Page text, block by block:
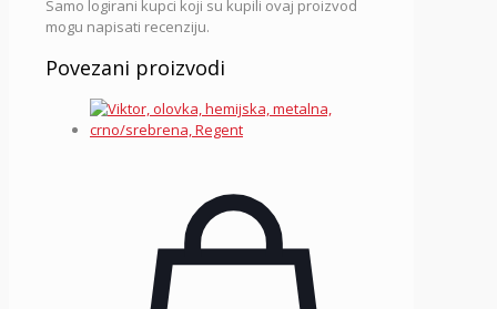
Samo logirani kupci koji su kupili ovaj proizvod
mogu napisati recenziju.
Povezani proizvodi